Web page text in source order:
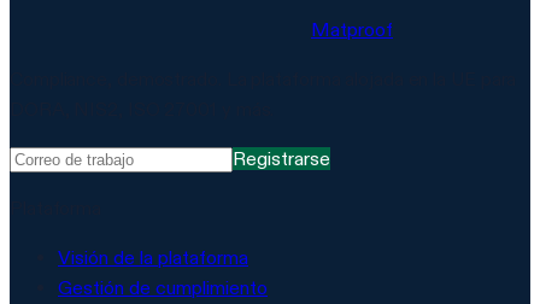
Matproof
Registrarse
Visión de la plataforma
Gestión de cumplimiento